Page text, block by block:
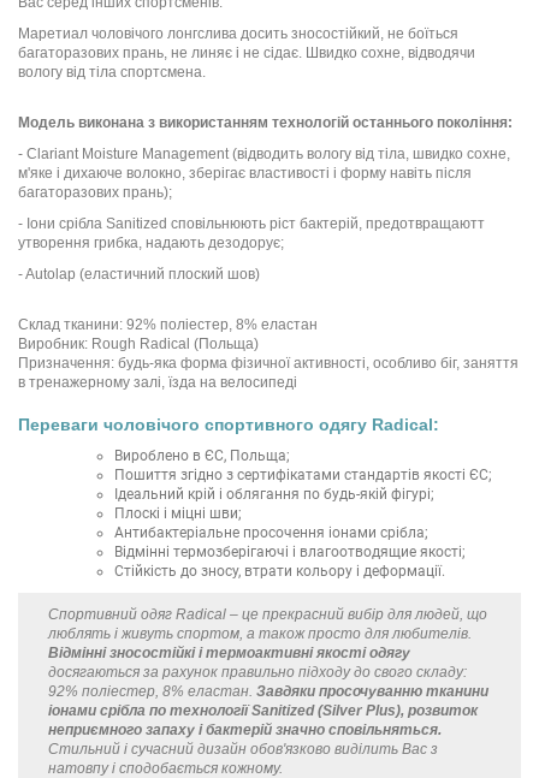
Маретиал чоловічого лонгслива досить зносостійкий, не боїться
багаторазових прань, не линяє і не сідає. Швидко сохне, відводячи
вологу від тіла спортсмена.
Модель виконана з використанням технологій останнього покоління:
- Clariant Moisture Management (відводить вологу від тіла, швидко сохне,
м'яке і дихаюче волокно, зберігає властивості і форму навіть після
багаторазових прань);
- Іони срібла Sanitized сповільнюють ріст бактерій, предотвращаютт
утворення грибка, надають дезодорує;
- Autolap (еластичний плоский шов)
Склад тканини: 92% поліестер, 8% еластан
Виробник: Rough Radical (Польща)
Призначення: будь-яка форма фізичної активності, особливо біг, заняття
в тренажерному залі, їзда на велосипеді
Переваги чоловічого спортивного одягу Radical:
Вироблено в ЄС, Польща;
Пошиття згідно з сертифікатами стандартів якості ЄС;
Ідеальний крій і облягання по будь-якій фігурі;
Плоскі і міцні шви;
Антибактеріальне просочення іонами срібла;
Відмінні термозберігаючі і влагоотводящие якості;
Стійкість до зносу, втрати кольору і деформації.
Спортивний одяг Radical – це прекрасний вибір для людей, що
люблять і живуть спортом, а також просто для любителів.
Відмінні зносостійкі і термоактивні якості одягу
досягаються за рахунок правильно підходу до свого складу:
92% поліестер, 8% еластан. Завдяки просочуванню тканини
іонами срібла по технології Sanitized (Silver Plus), розвиток
неприємного запаху і бактерій значно сповільняться.
Стильний і сучасний дизайн обов'язково виділить Вас з
натовпу і сподобається кожному.